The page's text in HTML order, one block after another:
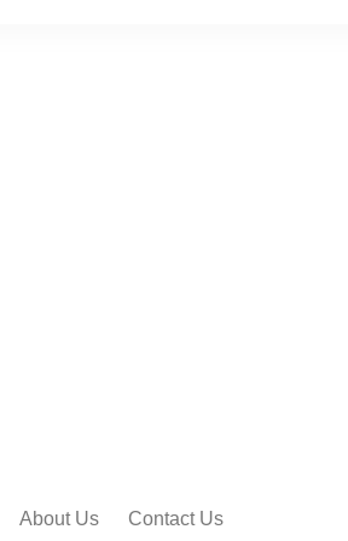
About Us Contact Us